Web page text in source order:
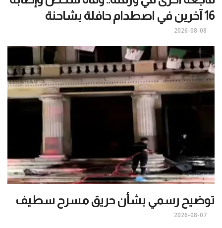
16 آخرين في اصطدام حافلة بشاحنة
2026-08-08
توضيح رسمي بشأن حريق مسرح سطيف
2026-08-07